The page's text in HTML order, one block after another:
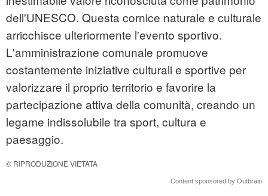
dell'UNESCO. Questa cornice naturale e culturale
arricchisce ulteriormente l'evento sportivo.
L'amministrazione comunale promuove
costantemente iniziative culturali e sportive per
valorizzare il proprio territorio e favorire la
partecipazione attiva della comunità, creando un
legame indissolubile tra sport, cultura e
paesaggio.
© RIPRODUZIONE VIETATA
Content sponsored by Outbrain